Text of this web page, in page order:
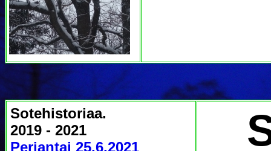
Sotehistoriaa.
2019 - 2021
Perjantai 25.6.2021